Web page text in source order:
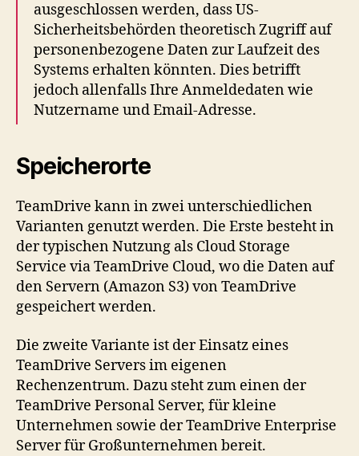
ausgeschlossen werden, dass US-
Sicherheitsbehörden theoretisch Zugriff auf
personenbezogene Daten zur Laufzeit des
Systems erhalten könnten. Dies betrifft
jedoch allenfalls Ihre Anmeldedaten wie
Nutzername und Email-Adresse.
Speicherorte
TeamDrive kann in zwei unterschiedlichen
Varianten genutzt werden. Die Erste besteht in
der typischen Nutzung als Cloud Storage
Service via TeamDrive Cloud, wo die Daten auf
den Servern (Amazon S3) von TeamDrive
gespeichert werden.
Die zweite Variante ist der Einsatz eines
TeamDrive Servers im eigenen
Rechenzentrum. Dazu steht zum einen der
TeamDrive Personal Server, für kleine
Unternehmen sowie der TeamDrive Enterprise
Server für Großunternehmen bereit.